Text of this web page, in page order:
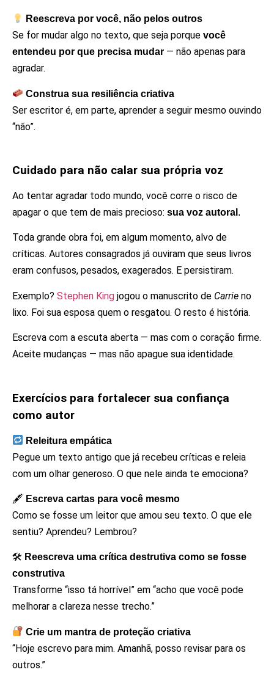
Reescreva por você, não pelos outros
Se for mudar algo no texto, que seja porque você
entendeu por que precisa mudar — não apenas para
agradar.
Construa sua resiliência criativa
Ser escritor é, em parte, aprender a seguir mesmo ouvindo
“não”.
Cuidado para não calar sua própria voz
Ao tentar agradar todo mundo, você corre o risco de
apagar o que tem de mais precioso: sua voz autoral .
Toda grande obra foi, em algum momento, alvo de
críticas. Autores consagrados já ouviram que seus livros
eram confusos, pesados, exagerados. E persistiram.
Exemplo? Stephen King jogou o manuscrito de Carrie no
lixo. Foi sua esposa quem o resgatou. O resto é história.
Escreva com a escuta aberta — mas com o coração firme.
Aceite mudanças — mas não apague sua identidade.
Exercícios para fortalecer sua confiança
como autor
Releitura empática
Pegue um texto antigo que já recebeu críticas e releia
com um olhar generoso. O que nele ainda te emociona?
🖋 Escreva cartas para você mesmo
Como se fosse um leitor que amou seu texto. O que ele
sentiu? Aprendeu? Lembrou?
🛠 Reescreva uma crítica destrutiva como se fosse
construtiva
Transforme “isso tá horrível” em “acho que você pode
melhorar a clareza nesse trecho.”
Crie um mantra de proteção criativa
“Hoje escrevo para mim. Amanhã, posso revisar para os
outros.”